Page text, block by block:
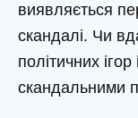
виявляється
скандалі. Чи
політичних
скандальними